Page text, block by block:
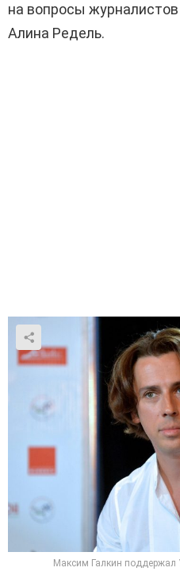
на вопросы
Алина Редель.
Максим Галкин поддержал